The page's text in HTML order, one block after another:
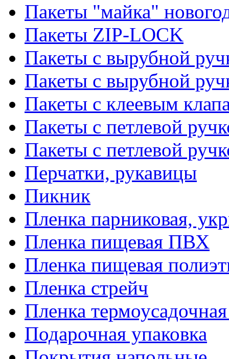
Пакеты "майка"
Пакеты ZIP-LOCK
Пакеты с вырубной
Пакеты с вырубной
Пакеты с клеевым
Пакеты с петлевой
Пакеты с петлевой
Перчатки, рукавицы
Пикник
Пленка парниковая,
Пленка пищевая ПВХ
Пленка пищевая
Пленка стрейч
Пленка
Подарочная упаковка